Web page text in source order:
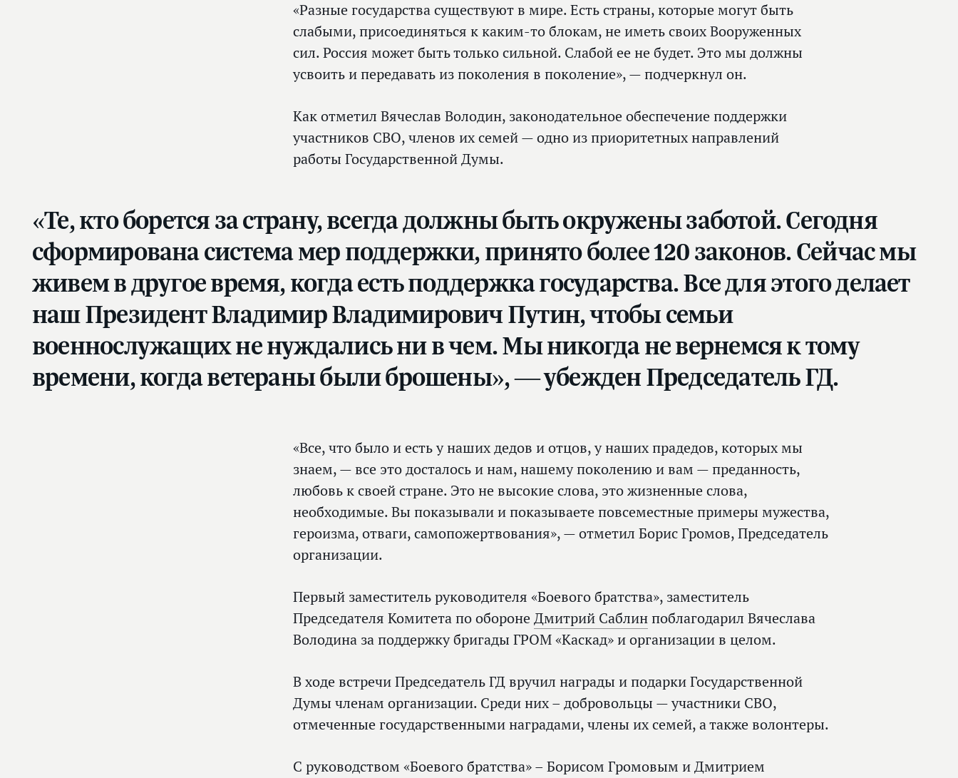
«Разные государства существуют в мире. Есть страны, которые могут быть
слабыми, присоединяться к каким‑то блокам, не иметь своих Вооруженных
сил. Россия может быть только сильной. Слабой ее не будет. Это мы должны
усвоить и передавать из поколения в поколение», — подчеркнул он.
Как отметил Вячеслав Володин, законодательное обеспечение поддержки
участников СВО, членов их семей — одно из приоритетных направлений
работы Государственной Думы.
«Те, кто борется за страну, всегда должны быть окружены заботой. Сегодня
сформирована система мер поддержки, принято более 120 законов. Сейчас мы
живем в другое время, когда есть поддержка государства. Все для этого делает
наш Президент Владимир Владимирович Путин, чтобы семьи
военнослужащих не нуждались ни в чем. Мы никогда не вернемся к тому
времени, когда ветераны были брошены», — убежден Председатель ГД.
«Все, что было и есть у наших дедов и отцов, у наших прадедов, которых мы
знаем, — все это досталось и нам, нашему поколению и вам — преданность,
любовь к своей стране. Это не высокие слова, это жизненные слова,
необходимые. Вы показывали и показываете повсеместные примеры мужества,
героизма, отваги, самопожертвования», — отметил Борис Громов, Председатель
организации.
Первый заместитель руководителя «Боевого братства», заместитель
Председателя Комитета по обороне Дмитрий Саблинпоблагодарил Вячеслава
Володина за поддержку бригады ГРОМ «Каскад» и организации в целом.
В ходе встречи Председатель ГД вручил награды и подарки Государственной
Думы членам организации. Среди них – добровольцы — участники СВО,
отмеченные государственными наградами, члены их семей, а также волонтеры.
С руководством «Боевого братства» – Борисом Громовым и Дмитрием